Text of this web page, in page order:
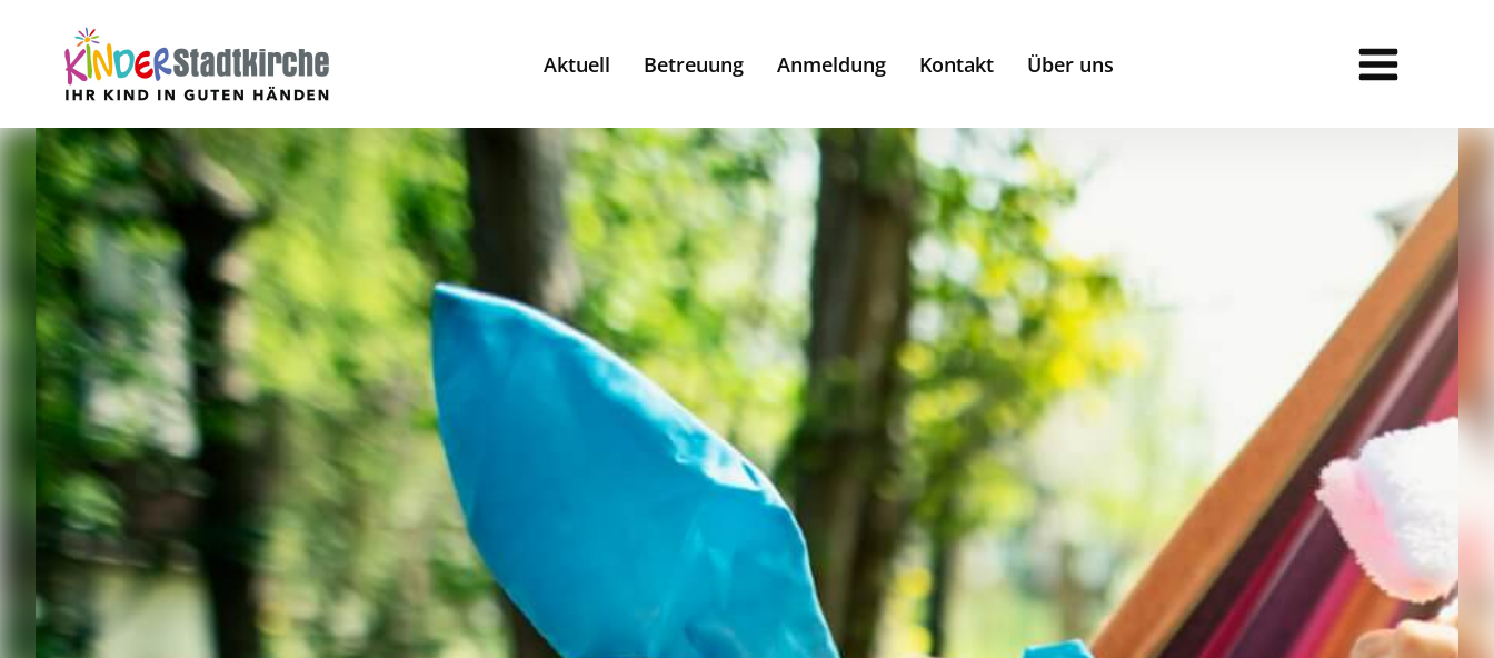
Aktuell Betreuung Anmeldung Kontakt Über uns
Aktuell
Über uns
Leitbild
Verein
Geschäftsführung
Mitarbeiter
Stellenangebote
Resilienztrainings
Kinderschutz
Betreuung
Gymnasien
Goethe- Gymnasium
Humboldt- Gymnasium
Kant- Gymnasium
Lessing- Gymnasium
Max- Planck- Gymnasium
Grundschulen
Grundschule Hagsfeld
Anmeldung
Anmeldeformulare für:
Gymnasien und Grundschulen
Horte
Ferienbetreuung
Ferienbetreuung Jakobusschule
AGB /
Vertragsbedingungen
Kontakt
Impressum